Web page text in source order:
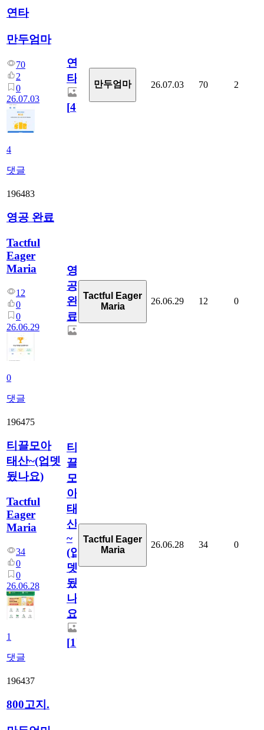
연타
만두엄마
70
2
0
26.07.03
4
댓글
연
타
[4]
만두엄마 26.07.03 70 2
196483
영공 완료
Tactful
Eager
Maria
12
0
0
26.06.29
0
댓글
영
공
완
료
Tactful Eager
Maria
26.06.29 12 0
196475
티끌모아
태산~(업뎃
됬나요)
Tactful
Eager
Maria
34
0
0
26.06.28
1
댓글
티
끌
모
아
태
산
~
(업
뎃
됬
나
요)
[1]
Tactful Eager
Maria
26.06.28 34 0
196437
800고지.